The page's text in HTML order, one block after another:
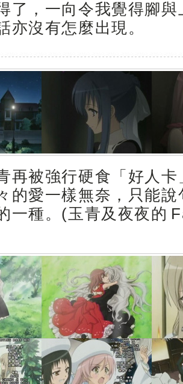
了，一向令我覺得腳
亦沒有怎麼出現。
再被強行硬食「好人
的愛一樣無奈，只能
一種。(玉青及夜夜的